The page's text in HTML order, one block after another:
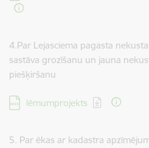
4.Par Lejasciema pagasta
sastāva grozīšanu un jauna
piešķiršanu
Lejupielādēt:
lēmumprojekts
5. Par ēkas ar kadastra